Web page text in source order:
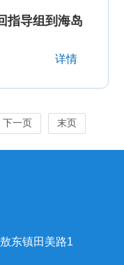
指导组到海岛
详情
下一页 末页
东镇田美路1